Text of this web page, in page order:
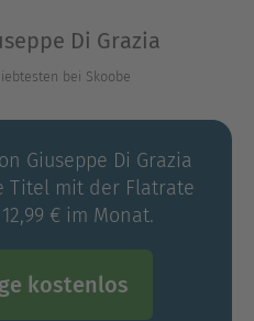
er seitdem ist.
weiteren Kollegen den
Sparte
ist der des Long-
seiner Zeit in
und der bis heute
Di Grazia
bei Skoobe
Giuseppe Di Grazia
Titel mit der Flatrate
€ im Monat.
kostenlos